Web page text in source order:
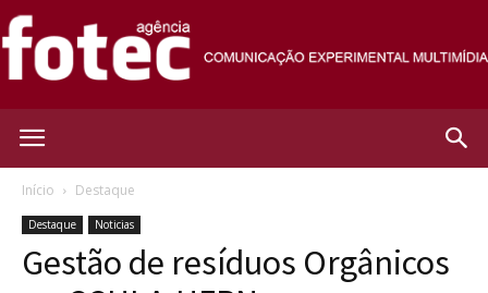
Início Destaque
Destaque Noticias
Gestão de resíduos Orgânicos